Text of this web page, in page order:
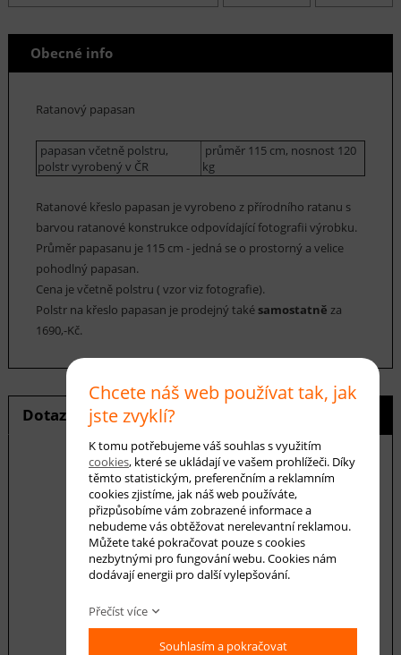
Obecné info
Ratanový papasan
papasan včetně polstru,
polstr vyrobený v ČR
průměr 115 cm, nosnost 120
kg
Ratanové křeslo papasan je vyrobeno z přírodního ratanu s
barvou ratanové konstrukce odpovídající fotografii výrobku.
Průměr papasanu je 115 cm - jedná se o prostorný a velice
pohodlný papasan.
Cena je včetně polstru ( vzor viz fotografie).
Polstr na křeslo papasan je prodejný takésamostatně za
1690,-Kč.
Dotaz na produkt
E-mail *
Váš dotaz
Chcete náš web používat tak, jak
jste zvyklí?
K tomu potřebujeme váš souhlas s využitím
cookies, které se ukládají ve vašem prohlížeči. Díky
těmto statistickým, preferenčním a reklamním
cookies zjistíme, jak náš web používáte,
přizpůsobíme vám zobrazené informace a
nebudeme vás obtěžovat nerelevantní reklamou.
Můžete také pokračovat pouze s cookies
nezbytnými pro fungování webu. Cookies nám
dodávají energii pro další vylepšování.
Přečíst více
Souhlasím a pokračovat